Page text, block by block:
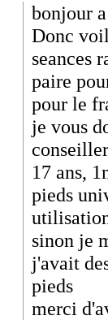
bonjour
Donc
seances
paire
pour le
je vous
17 ans,
pieds
sinon je
j'avait
pieds
merci